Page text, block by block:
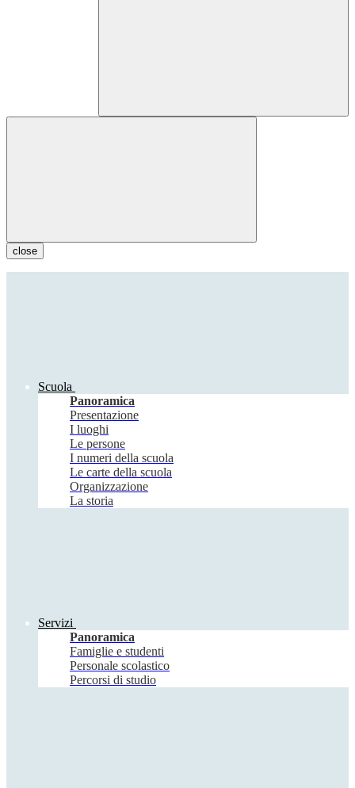
close
Scuola
Panoramica
Presentazione
I luoghi
Le persone
I numeri della scuola
Le carte della scuola
Organizzazione
La storia
Servizi
Panoramica
Famiglie e studenti
Personale scolastico
Percorsi di studio